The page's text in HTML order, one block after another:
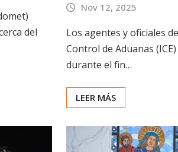
del
Nov 12, 2025
Los agentes y oficiales
Control de Aduanas
durante el fin…
LEER MÁS